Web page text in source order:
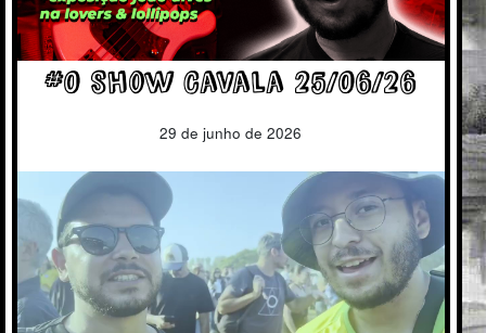
#0 Show Cavala 25/06/26
29 de junho de 2026